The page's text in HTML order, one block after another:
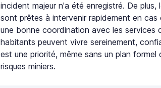
incident majeur n'a été enregistré. De plus,
sont prêtes à intervenir rapidement en cas
une bonne coordination avec les services
habitants peuvent vivre sereinement,
est une priorité, même sans un plan
risques miniers.